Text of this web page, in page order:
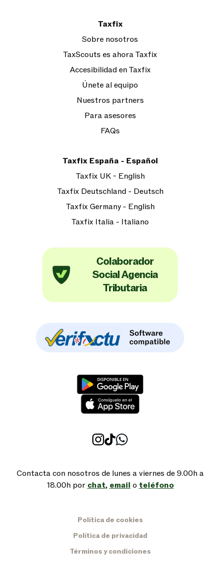
Taxfix
Sobre nosotros
TaxScouts es ahora Taxfix
Accesibilidad en Taxfix
Únete al equipo
Nuestros partners
Para asesores
FAQs
Taxfix España - Español
Taxfix UK - English
Taxfix Deutschland - Deutsch
Taxfix Germany - English
Taxfix Italia - Italiano
Colaborador
Social Agencia
Tributaria
Contacta con nosotros de lunes a viernes de 9.00h a
18.00h por chat, email o teléfono
Política de cookies
Política de privacidad
Términos y condiciones